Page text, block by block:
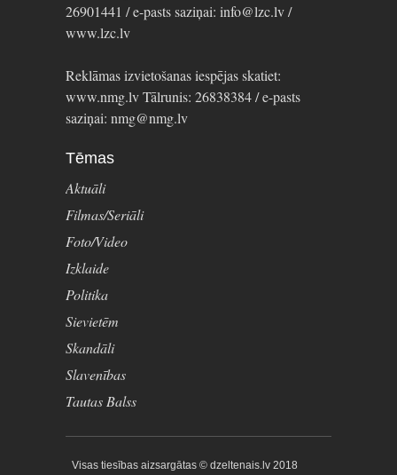
26901441 / e-pasts saziņai: info@lzc.lv /
www.lzc.lv
Reklāmas izvietošanas iespējas skatiet:
www.nmg.lv Tālrunis: 26838384 / e-pasts
saziņai: nmg@nmg.lv
Tēmas
Aktuāli
Filmas/Seriāli
Foto/Video
Izklaide
Politika
Sievietēm
Skandāli
Slavenības
Tautas Balss
Visas tiesības aizsargātas © dzeltenais.lv 2018